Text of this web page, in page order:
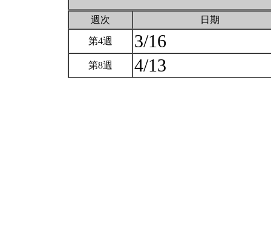
週次 日期
第4週 3/16
第8週 4/13